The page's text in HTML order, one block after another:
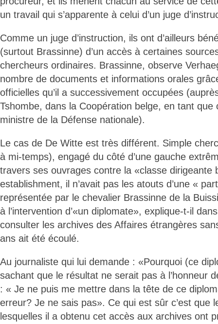
un travail qui s’apparente à celui d’un juge
Comme un juge d’instruction, ils ont d’ailleurs
(surtout Brassinne) d’un accès à certaines
chercheurs ordinaires. Brassinne, observe
nombre de documents et informations orales
officielles qu’il a successivement occupées
Tshombe, dans la Coopération belge, en tant que
ministre de la Défense nationale).
Le cas de De Witte est très différent. Simple
à mi-temps), engagé du côté d’une gauche
travers ses ouvrages contre la «classe dirigeante
establishment, il n’avait pas les atouts d’une «
représentée par le chevalier Brassinne de la
à l’intervention d’«un diplomate», explique-t-il
consulter les archives des Affaires étrangères
ans ait été écoulé.
Au journaliste qui lui demande : «Pourquoi (ce
sachant que le résultat ne serait pas à l’honneur
: « Je ne puis me mettre dans la tête de ce
erreur? Je ne sais pas». Ce qui est sûr c’est que
lesquelles il a obtenu cet accès aux archives ont